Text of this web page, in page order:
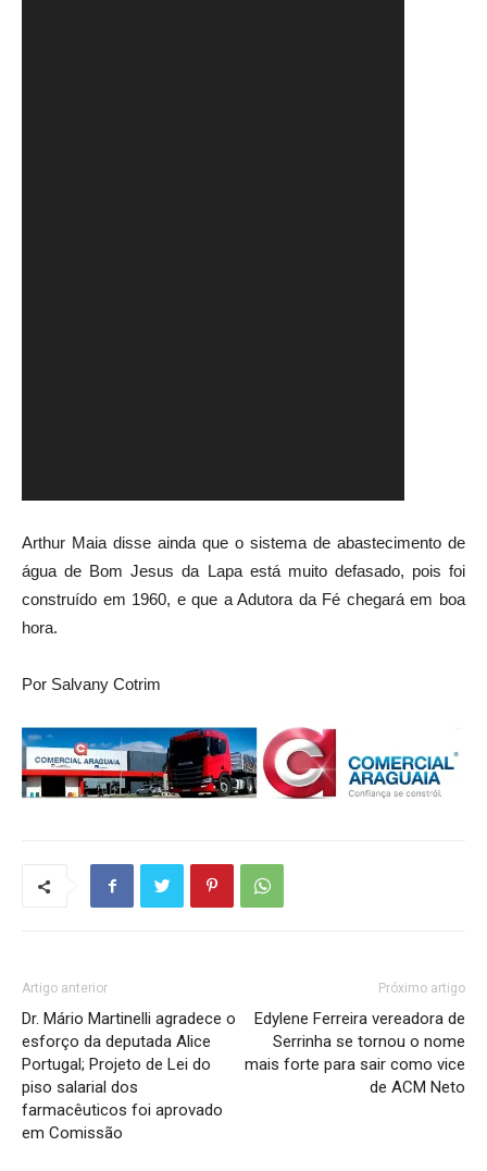
Arthur Maia disse ainda que o sistema de abastecimento de
água de Bom Jesus da Lapa está muito defasado, pois foi
construído em 1960, e que a Adutora da Fé chegará em boa
hora.
Por Salvany Cotrim
Artigo anterior
Dr. Mário Martinelli agradece o
esforço da deputada Alice
Portugal; Projeto de Lei do
piso salarial dos
farmacêuticos foi aprovado
em Comissão
Próximo artigo
Edylene Ferreira vereadora de
Serrinha se tornou o nome
mais forte para sair como vice
de ACM Neto